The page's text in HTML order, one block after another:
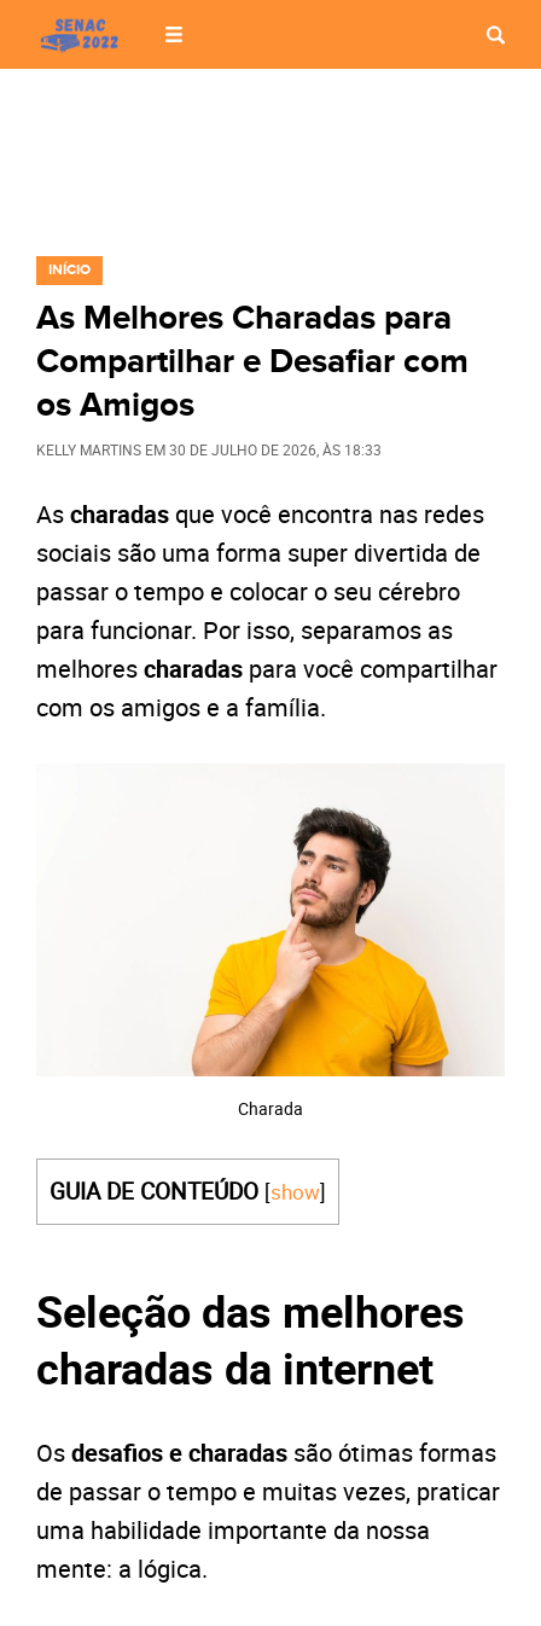
INÍCIO
As Melhores Charadas para
Compartilhar e Desafiar com
os Amigos
KELLY MARTINS EM30 DE JULHO DE 2026 , ÀS 18:33
Ascharadas que você encontra nas redes
sociais são uma forma super divertida de
passar o tempo e colocar o seu cérebro
para funcionar. Por isso, separamos as
melhorescharadas para você compartilhar
com os amigos e a família.
Charada
GUIA DE CONTEÚDO [show]
Seleção das melhores
charadas da internet
Osdesafios e charadas são ótimas formas
de passar o tempo e muitas vezes, praticar
uma habilidade importante da nossa
mente: a lógica.